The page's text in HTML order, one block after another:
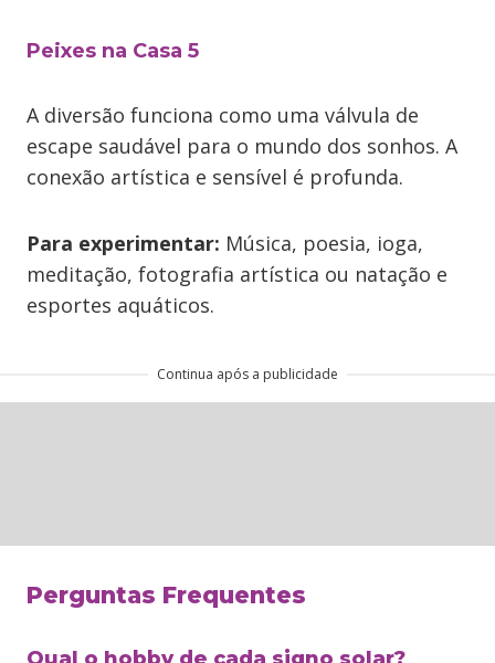
Peixes na Casa 5
A diversão funciona como uma válvula de
escape saudável para o mundo dos sonhos. A
conexão artística e sensível é profunda.
Para experimentar: Música, poesia, ioga,
meditação, fotografia artística ou natação e
esportes aquáticos.
Continua após a publicidade
Perguntas Frequentes